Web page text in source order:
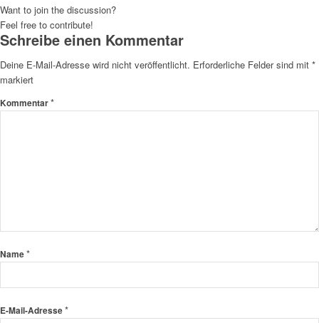
Want to join the discussion?
Feel free to contribute!
Schreibe einen Kommentar
Deine E-Mail-Adresse wird nicht veröffentlicht. Erforderliche Felder sind mit *
markiert
Kommentar*
Name*
E-Mail-Adresse*